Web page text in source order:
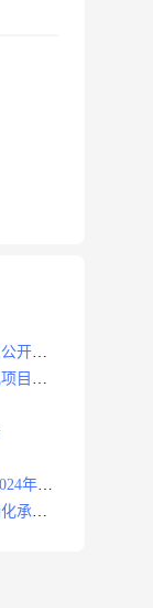
开目
目招
年度
承包